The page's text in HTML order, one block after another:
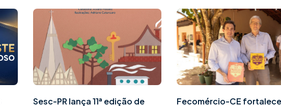
Sesc-PR lança 11ª edição de
Fecomércio-CE fortalece